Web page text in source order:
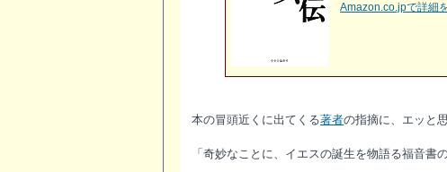
Amazon.co.jpで詳細
本の冒頭近くに出てくる著者の指摘に、エッと思
「奇妙なことに、イエスの誕生を物語る福音書